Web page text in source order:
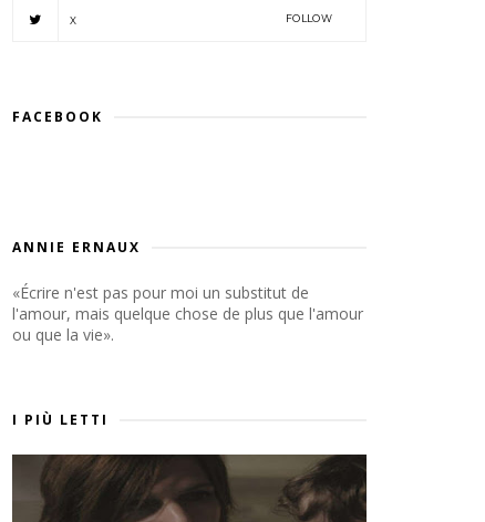
X FOLLOW
FACEBOOK
ANNIE ERNAUX
«Écrire n'est pas pour moi un substitut de
l'amour, mais quelque chose de plus que l'amour
ou que la vie».
I PIÙ LETTI